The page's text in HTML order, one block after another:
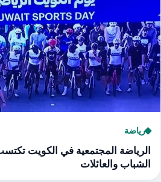
رياضة
الرياضة المجتمعية في الكويت
الشباب والعائلات